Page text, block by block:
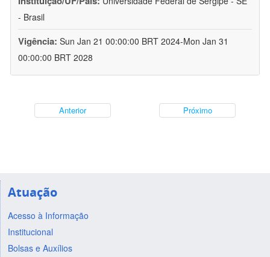
- Brasil
Vigência: Sun Jan 21 00:00:00 BRT 2024-Mon Jan 31
00:00:00 BRT 2028
Anterior Próximo
Atuação
Acesso à Informação
Institucional
Bolsas e Auxílios